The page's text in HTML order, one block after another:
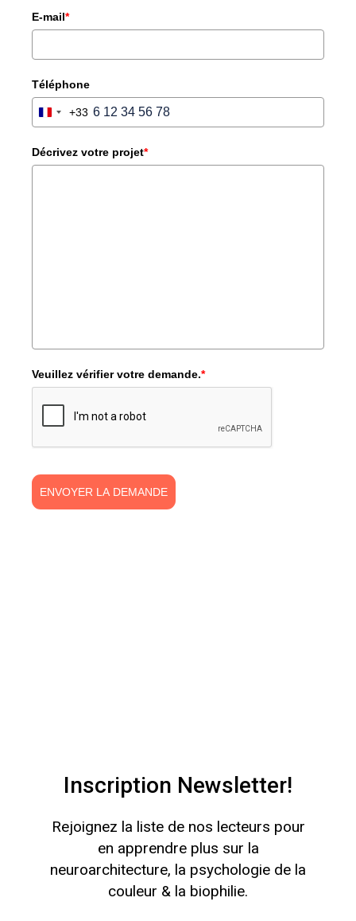
E-mail*
Téléphone
FRANCE
+33
Décrivez votre projet*
Veuillez vérifier votre demande.*
ENVOYER LA DEMANDE
Inscription Newsletter!
Rejoignez la liste de nos lecteurs pour
en apprendre plus sur la
neuroarchitecture, la psychologie de la
couleur & la biophilie.